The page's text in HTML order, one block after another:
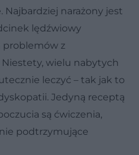
Najbardziej narażony jest
lędźwiowy
problemów z
wielu nabytych
leczyć – tak jak to
Jedyną receptą
są ćwiczenia,
podtrzymujące